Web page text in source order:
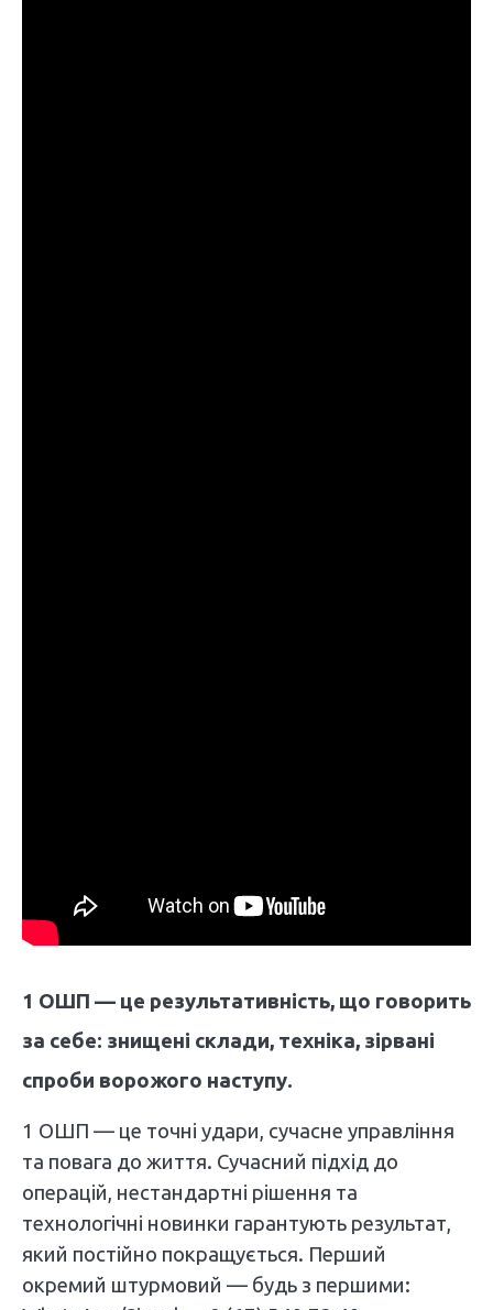
1 ОШП — це результативність, що говорить
за себе: знищені склади, техніка, зірвані
спроби ворожого наступу.
1 ОШП — це точні удари, сучасне управління
та повага до життя. Сучасний підхід до
операцій, нестандартні рішення та
технологічні новинки гарантують результат,
який постійно покращується. Перший
окремий штурмовий — будь з першими: